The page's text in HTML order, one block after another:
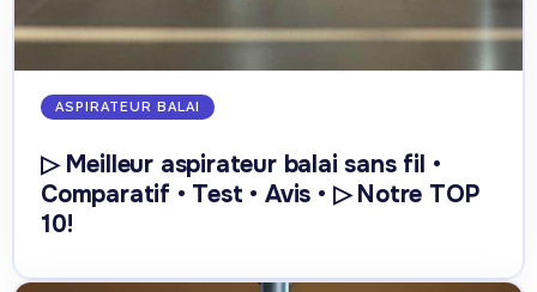
ASPIRATEUR BALAI
▷ Meilleur aspirateur balai sans fil •
Comparatif • Test • Avis • ▷ Notre TOP
10!